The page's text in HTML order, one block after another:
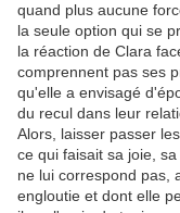
quand plus aucune
la seule option qui se
la réaction de Clara
comprennent pas ses
qu'elle a envisagé
du recul dans leur
Alors, laisser passer
ce qui faisait sa joie,
ne lui correspond pas,
engloutie et dont elle